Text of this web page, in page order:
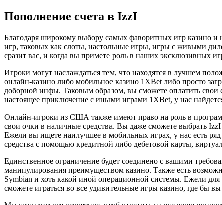
Пополнение счета в IzzI
Благодаря широкому выбору самых фаворитных игр казино и
игр, таковых как слоты, настольные игры, игры с живыми
сразит вас, и когда вы примете роль в наших эксклюзивных
Игроки могут наслаждаться тем, что находятся в лучшем
онлайн-казино либо мобильное казино 1XBet либо просто
доборной инфы. Таковым образом, вы сможете оплатить свои
настоящее приключение с иными играми 1XBet, у нас
Онлайн-игроки из США также имеют право на роль в
свои очки в наличные средства. Вы даже сможете выбрать
Ежели вы ищете наилучшее в мобильных играх, у нас есть
средства с помощью кредитной либо дебетовой карты,
Единственное ограничение будет соединено с вашими
манипулирования преимуществом казино. Также есть
Symbian и хоть какой иной операционной системы. Ежели для
сможете играться во все удивительные игры казино, где бы